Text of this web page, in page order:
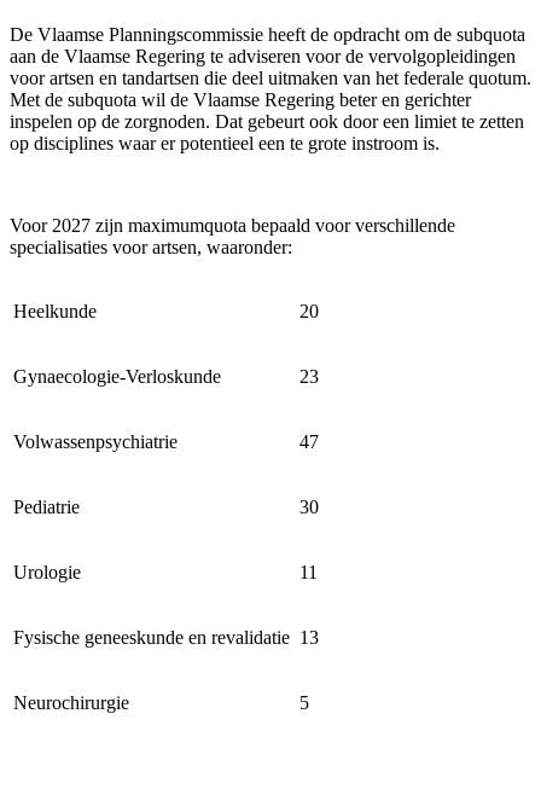
De Vlaamse Planningscommissie heeft de opdracht om de subquota
aan de Vlaamse Regering te adviseren voor de vervolgopleidingen
voor artsen en tandartsen die deel uitmaken van het federale quotum.
Met de subquota wil de Vlaamse Regering beter en gerichter
inspelen op de zorgnoden. Dat gebeurt ook door een limiet te zetten
op disciplines waar er potentieel een te grote instroom is.
Voor 2027 zijn maximumquota bepaald voor verschillende
specialisaties voor artsen, waaronder:
Heelkunde 20
Gynaecologie-Verloskunde 23
Volwassenpsychiatrie 47
Pediatrie 30
Urologie 11
Fysische geneeskunde en revalidatie 13
Neurochirurgie 5